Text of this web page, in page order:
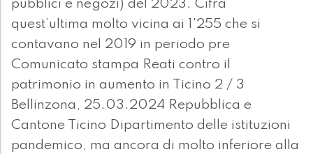
pubblici e negozi) del 2023. Cifra
quest’ultima molto vicina ai 1'255 che si
contavano nel 2019 in periodo pre
Comunicato stampa Reati contro il
patrimonio in aumento in Ticino 2 / 3
Bellinzona, 25.03.2024 Repubblica e
Cantone Ticino Dipartimento delle istituzioni
pandemico, ma ancora di molto inferiore alla